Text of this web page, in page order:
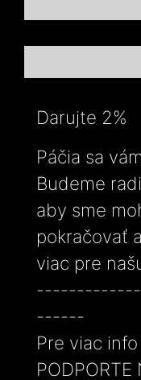
Darujte 2%
Páčia sa
Budeme
aby sme
pokračovať
viac pre
------
Pre viac
PODPORTE